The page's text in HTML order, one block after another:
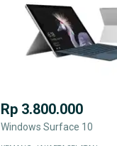
Rp 3.800.000
Windows Surface 10